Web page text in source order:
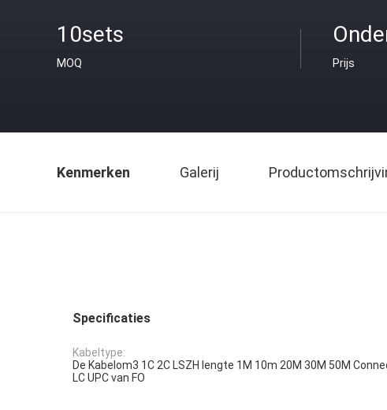
10sets
MOQ Prijs
Kenmerken Galerij
Specificaties
Kabeltype:
De Kabelom3 1C 2C LSZH lengte 1M 10m 20M 30M 50M
LC UPC van FO